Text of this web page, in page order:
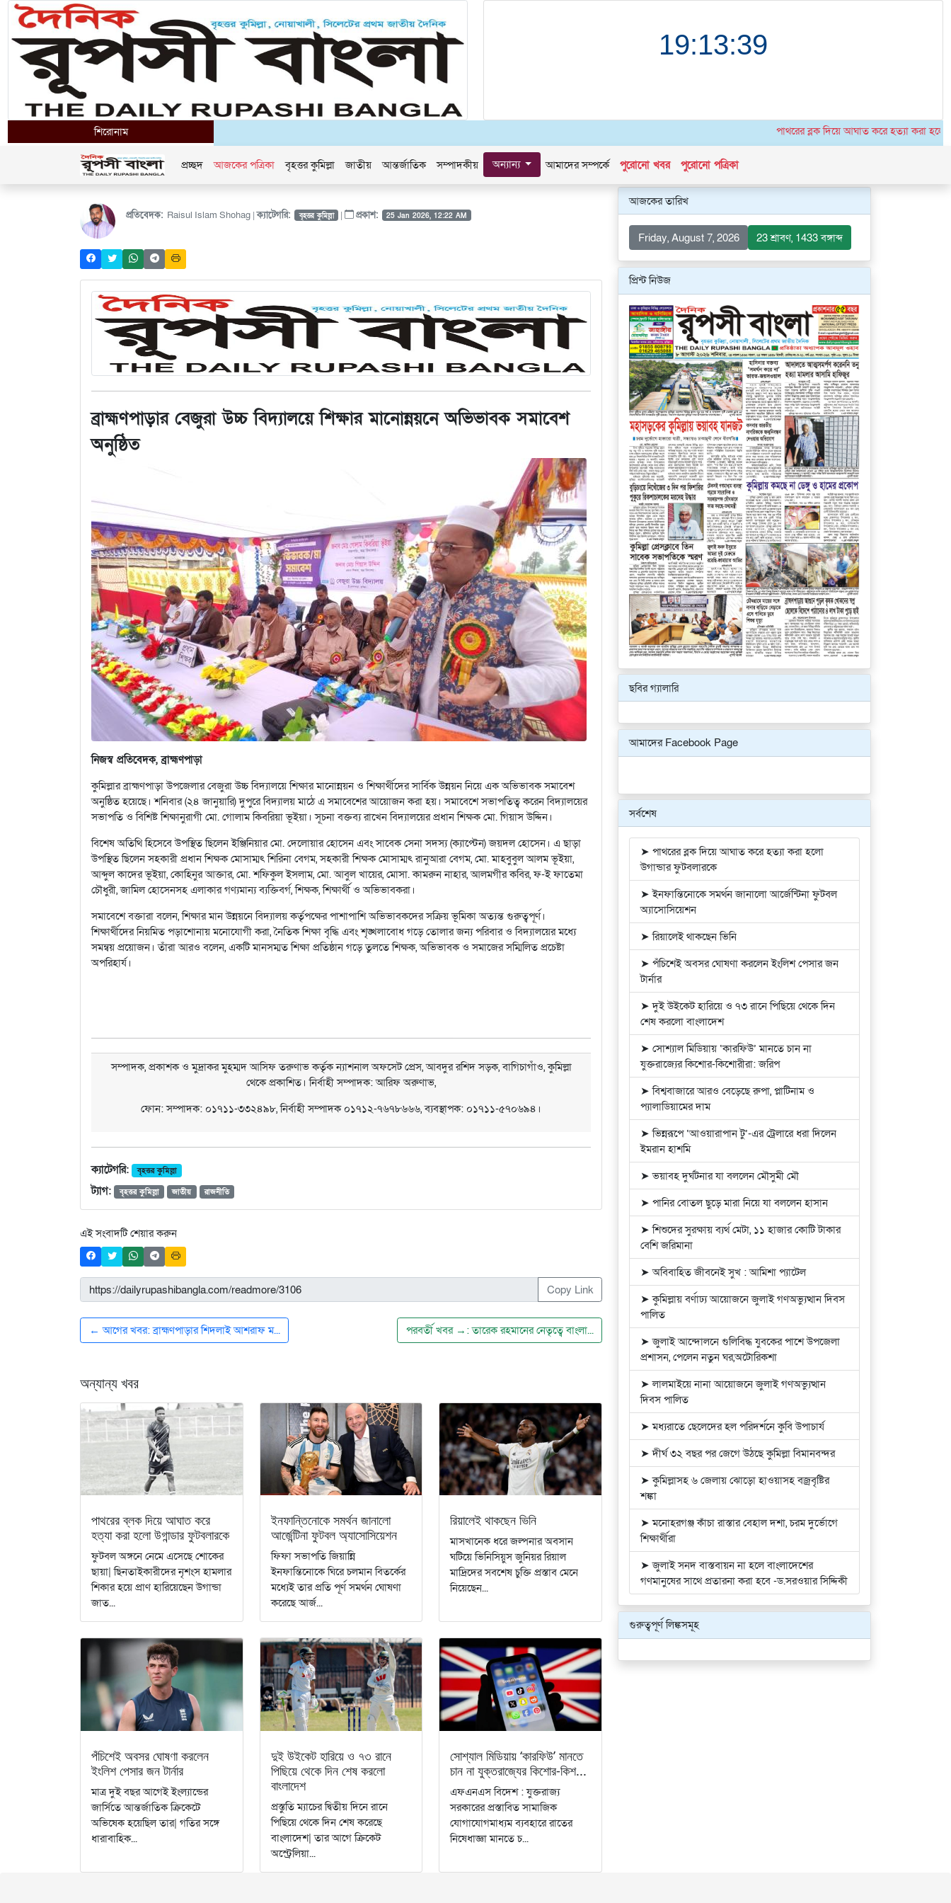
শিরোনাম পাথরের ব্লক দিয়ে আঘাত করে হত্যা করা হলো
প্রচ্ছদ আজকের পত্রিকা বৃহত্তর কুমিল্লা জাতীয় আন্তর্জাতিক সম্পাদকীয় অন্যান্য আমাদের সম্পর্কে পুরোনো খবর পুরোনো পত্রিকা
প্রতিবেদক: Raisul Islam Shohag |ক্যাটেগরি: বৃহত্তর কুমিল্লা | প্রকাশ: 25 Jan 2026, 12:22 AM
ব্রাহ্মণপাড়ার বেজুরা উচ্চ বিদ্যালয়ে শিক্ষার মানোন্নয়নে অভিভাবক সমাবেশ
অনুষ্ঠিত
নিজস্ব প্রতিবেদক, ব্রাহ্মণপাড়া
কুমিল্লার ব্রাহ্মণপাড়া উপজেলার বেজুরা উচ্চ বিদ্যালয়ে শিক্ষার মানোন্নয়ন ও শিক্ষার্থীদের সার্বিক উন্নয়ন নিয়ে এক অভিভাবক সমাবেশ
অনুষ্ঠিত হয়েছে। শনিবার (২৪ জানুয়ারি) দুপুরে বিদ্যালয় মাঠে এ সমাবেশের আয়োজন করা হয়। সমাবেশে সভাপতিত্ব করেন বিদ্যালয়ের
সভাপতি ও বিশিষ্ট শিক্ষানুরাগী মো. গোলাম কিবরিয়া ভূইয়া। সূচনা বক্তব্য রাখেন বিদ্যালয়ের প্রধান শিক্ষক মো. গিয়াস উদ্দিন।
বিশেষ অতিথি হিসেবে উপস্থিত ছিলেন ইঞ্জিনিয়ার মো. দেলোয়ার হোসেন এবং সাবেক সেনা সদস্য (ক্যাপ্টেন) জয়দল হোসেন। এ ছাড়া
উপস্থিত ছিলেন সহকারী প্রধান শিক্ষক মোসাম্মৎ শিরিনা বেগম, সহকারী শিক্ষক মোসাম্মৎ রানুআরা বেগম, মো. মাহবুবুল আলম ভূইয়া,
আব্দুল কাদের ভূইয়া, কোহিনুর আক্তার, মো. শফিকুল ইসলাম, মো. আবুল খায়ের, মোসা. কামরুন নাহার, আলমগীর কবির, ফ-ই ফাতেমা
চৌধুরী, জামিল হোসেনসহ এলাকার গণ্যমান্য ব্যক্তিবর্গ, শিক্ষক, শিক্ষার্থী ও অভিভাবকরা।
সমাবেশে বক্তারা বলেন, শিক্ষার মান উন্নয়নে বিদ্যালয় কর্তৃপক্ষের পাশাপাশি অভিভাবকদের সক্রিয় ভূমিকা অত্যন্ত গুরুত্বপূর্ণ।
শিক্ষার্থীদের নিয়মিত পড়াশোনায় মনোযোগী করা, নৈতিক শিক্ষা বৃদ্ধি এবং শৃঙ্খলাবোধ গড়ে তোলার জন্য পরিবার ও বিদ্যালয়ের মধ্যে
সমন্বয় প্রয়োজন। তাঁরা আরও বলেন, একটি মানসম্মত শিক্ষা প্রতিষ্ঠান গড়ে তুলতে শিক্ষক, অভিভাবক ও সমাজের সম্মিলিত প্রচেষ্টা
অপরিহার্য।
সম্পাদক, প্রকাশক ও মুদ্রাকর মুহম্মদ আসিফ তরুণাভ কর্তৃক ন্যাশনাল অফসেট প্রেস, আবদুর রশিদ সড়ক, বাগিচাগাঁও, কুমিল্লা
থেকে প্রকাশিত। নির্বাহী সম্পাদক: আরিফ অরুণাভ,
ফোন: সম্পাদক: ০১৭১১-৩৩২৪৯৮, নির্বাহী সম্পাদক ০১৭১২-৭৬৭৮৬৬৬, ব্যবস্থাপক: ০১৭১১-৫৭০৬৯৪।
ক্যাটেগরি: বৃহত্তর কুমিল্লা
ট্যাগ: বৃহত্তর কুমিল্লা জাতীয় রাজনীতি
এই সংবাদটি শেয়ার করুন
Copy Link
← আগের খবর: ব্রাহ্মণপাড়ার শিদলাই আশরাফ ম... পরবর্তী খবর →: তারেক রহমানের নেতৃত্বে বাংলা...
অন্যান্য খবর
পাথরের ব্লক দিয়ে আঘাত করে
হত্যা করা হলো উগান্ডার ফুটবলারকে
ফুটবল অঙ্গনে নেমে এসেছে শোকের
ছায়া| ছিনতাইকারীদের নৃশংস হামলার
শিকার হয়ে প্রাণ হারিয়েছেন উগান্ডা
জাত...
ইনফান্তিনোকে সমর্থন জানালো
আর্জেন্টিনা ফুটবল অ্যাসোসিয়েশন
ফিফা সভাপতি জিয়ান্নি
ইনফান্তিনোকে ঘিরে চলমান বিতর্কের
মধ্যেই তার প্রতি পূর্ণ সমর্থন ঘোষণা
করেছে আর্জ...
রিয়ালেই থাকছেন ভিনি
মাসখানেক ধরে জল্পনার অবসান
ঘটিয়ে ভিনিসিয়ুস জুনিয়র রিয়াল
মাদ্রিদের সবশেষ চুক্তি প্রস্তাব মেনে
নিয়েছেন...
পঁচিশেই অবসর ঘোষণা করলেন
ইংলিশ পেসার জন টার্নার
মাত্র দুই বছর আগেই ইংল্যান্ডের
জার্সিতে আন্তর্জাতিক ক্রিকেটে
অভিষেক হয়েছিল তার| গতির সঙ্গে
ধারাবাহিক...
দুই উইকেট হারিয়ে ও ৭৩ রানে
পিছিয়ে থেকে দিন শেষ করলো
বাংলাদেশ
প্রস্তুতি ম্যাচের দ্বিতীয় দিনে রানে
পিছিয়ে থেকে দিন শেষ করেছে
বাংলাদেশ| তার আগে ক্রিকেট
অস্ট্রেলিয়া...
সোশ্যাল মিডিয়ায় ‘কারফিউ’ মানতে
চান না যুক্তরাজ্যের কিশোর-কিশ...
এফএনএস বিদেশ : যুক্তরাজ্য
সরকারের প্রস্তাবিত সামাজিক
যোগাযোগমাধ্যম ব্যবহারে রাতের
নিষেধাজ্ঞা মানতে চ...
আজকের তারিখ
Friday, August 7, 2026 23 শ্রাবণ, 1433 বঙ্গাব্দ
প্রিন্ট নিউজ
ছবির গ্যালারি
আমাদের Facebook Page
সর্বশেষ
➤ পাথরের ব্লক দিয়ে আঘাত করে হত্যা করা হলো
উগান্ডার ফুটবলারকে
➤ ইনফান্তিনোকে সমর্থন জানালো আর্জেন্টিনা ফুটবল
অ্যাসোসিয়েশন
➤ রিয়ালেই থাকছেন ভিনি
➤ পঁচিশেই অবসর ঘোষণা করলেন ইংলিশ পেসার জন
টার্নার
➤ দুই উইকেট হারিয়ে ও ৭৩ রানে পিছিয়ে থেকে দিন
শেষ করলো বাংলাদেশ
➤ সোশ্যাল মিডিয়ায় ‘কারফিউ’ মানতে চান না
যুক্তরাজ্যের কিশোর-কিশোরীরা: জরিপ
➤ বিশ্ববাজারে আরও বেড়েছে রুপা, প্লাটিনাম ও
প্যালাডিয়ামের দাম
➤ ভিন্নরূপে ‘আওয়ারাপান টু’-এর ট্রেলারে ধরা দিলেন
ইমরান হাশমি
➤ ভয়াবহ দুর্ঘটনার যা বললেন মৌসুমী মৌ
➤ পানির বোতল ছুড়ে মারা নিয়ে যা বললেন হাসান
➤ শিশুদের সুরক্ষায় ব্যর্থ মেটা, ১১ হাজার কোটি টাকার
বেশি জরিমানা
➤ অবিবাহিত জীবনেই সুখ : আমিশা প্যাটেল
➤ কুমিল্লায় বর্ণাঢ্য আয়োজনে জুলাই গণঅভ্যুত্থান দিবস
পালিত
➤ জুলাই আন্দোলনে গুলিবিদ্ধ যুবকের পাশে উপজেলা
প্রশাসন, পেলেন নতুন ঘর,অটোরিকশা
➤ লালমাইয়ে নানা আয়োজনে জুলাই গণঅভ্যুত্থান
দিবস পালিত
➤ মধ্যরাতে ছেলেদের হল পরিদর্শনে কুবি উপাচার্য
➤ দীর্ঘ ৩২ বছর পর জেগে উঠছে কুমিল্লা বিমানবন্দর
➤ কুমিল্লাসহ ৬ জেলায় ঝোড়ো হাওয়াসহ বজ্রবৃষ্টির
শঙ্কা
➤ মনোহরগঞ্জ কাঁচা রাস্তার বেহাল দশা, চরম দুর্ভোগে
শিক্ষার্থীরা
➤ জুলাই সনদ বাস্তবায়ন না হলে বাংলাদেশের
গণমানুষের সাথে প্রতারনা করা হবে -ড.সরওয়ার সিদ্দিকী
গুরুত্বপূর্ণ লিঙ্কসমূহ